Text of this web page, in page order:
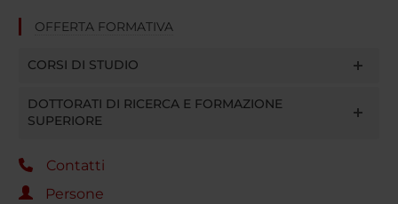
OFFERTA FORMATIVA
CORSI DI STUDIO
DOTTORATI DI RICERCA E FORMAZIONE
SUPERIORE
Contatti
Persone